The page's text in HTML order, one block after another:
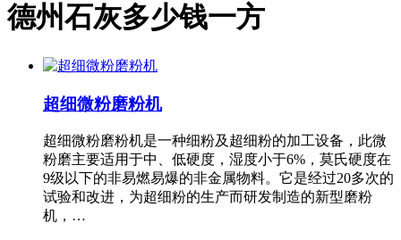
德州石灰多少钱一方
超细微粉磨粉机
超细微粉磨粉机是一种细粉及超细粉的加工设备，此微
粉磨主要适用于中、低硬度，湿度小于6%，莫氏硬度在
9级以下的非易燃易爆的非金属物料。它是经过20多次的
试验和改进，为超细粉的生产而研发制造的新型磨粉
机，…